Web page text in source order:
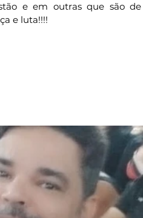
e em outras que são
e luta!!!!